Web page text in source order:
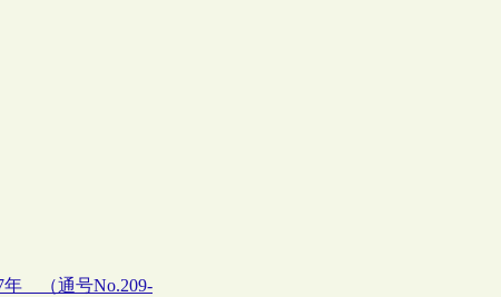
年 （通号No.209-